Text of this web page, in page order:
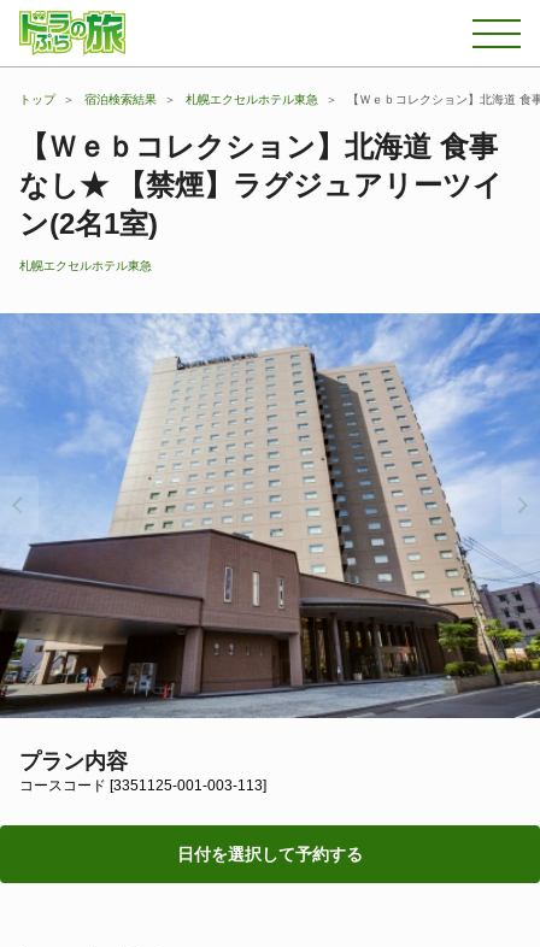
トップ 宿泊検索結果 札幌エクセルホテル東急 【Ｗｅｂコレクション】北海道
【Ｗｅｂコレクション】北海道 食事
なし★ 【禁煙】ラグジュアリーツイ
ン(2名1室)
札幌エクセルホテル東急
プラン内容
コースコード [3351125-001-003-113]
日付を選択して予約する